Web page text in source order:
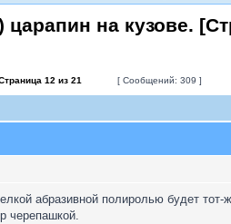
царапин на кузове.
12 из 21 [ Сообщений: 309 ]
абразивной полиролью будет тот-
черепашкой.